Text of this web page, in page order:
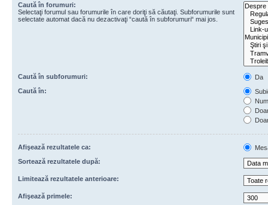
Caută în forumuri:
Selectaţi forumul sau forumurile în care doriţi să căutaţi. Subforumurile sunt
selectate automat dacă nu dezactivaţi “caută în subforumuri“ mai jos.
Caută în subforumuri:
Da
Caută în:
Afişează rezultatele ca:
Sortează rezultatele după:
Limitează rezultatele anterioare:
Afişează primele: